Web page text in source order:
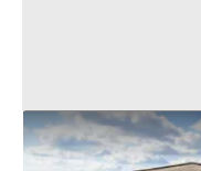
Asta Stabilimento
pertinenze e